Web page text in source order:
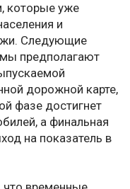
которые уже
и
Следующие
предполагают
дорожной карте,
фазе достигнет
а финальная
на показатель в